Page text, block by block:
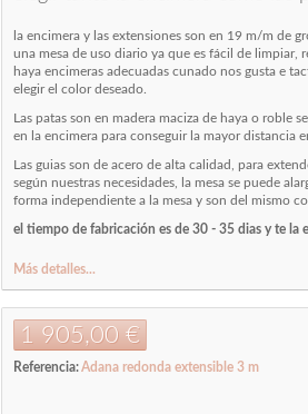
la encimera y las extensiones son en 19 m/m de
una mesa de uso diario ya que es fácil de limpiar,
haya encimeras adecuadas cunado nos gusta e
elegir el color deseado.
Las patas son en madera maciza de haya o roble
en la encimera para conseguir la mayor distancia
Las guias son de acero de alta calidad, para
según nuestras necesidades, la mesa se puede
forma independiente a la mesa y son del mismo
el tiempo de fabricación es de 30 - 35 dias y te la
Más detalles...
1 905,00 €
Referencia:Adana redonda extensible 3 m